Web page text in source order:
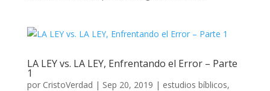
LA LEY vs. LA LEY, Enfrentando el Error – Parte
1
por CristoVerdad | Sep 20, 2019 | estudios bíblicos,